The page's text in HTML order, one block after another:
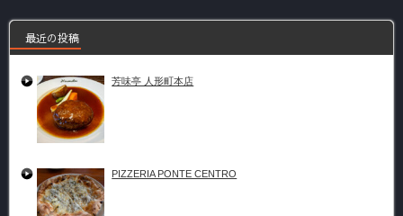
最近の投稿
芳味亭 人形町本店
PIZZERIA PONTE CENTRO